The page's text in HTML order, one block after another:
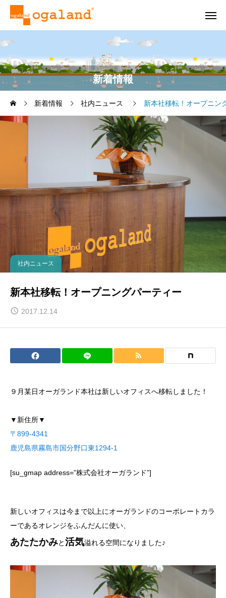
新着情報
新着情報 社内ニュース 新本社移転！オープニン
社内ニュース
新本社移転！オープニングパーティー
2017.12.14
９月某日オーガランド本社は新しいオフィスへ移転しました！
▼新住所▼
〒899-4341
鹿児島県霧島市国分野口東1294-1
[su_gmap address=”株式会社オーガランド”]
新しいオフィスは今まで以上にオーガランドのコーポレートカラ
ーであるオレンジをふんだんに使い、
あたたかみと活気溢れる空間になりました♪